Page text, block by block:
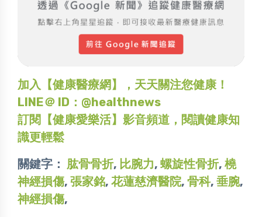
加入【健康醫療網】，天天關注您健康！
LINE＠ ID：@healthnews
訂閱【健康愛樂活】影音頻道，閱讀健康知
識更輕鬆
關鍵字： 肱骨骨折, 比腕力, 螺旋性骨折, 橈
神經損傷, 張家銘, 花蓮慈濟醫院, 骨科, 垂腕,
神經損傷,